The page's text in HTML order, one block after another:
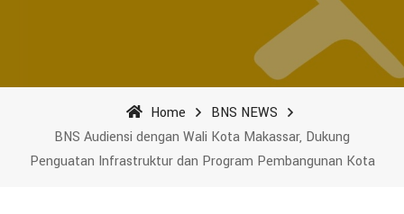
Home
BNS NEWS
BNS Audiensi dengan Wali Kota Makassar, Dukung
Penguatan Infrastruktur dan Program Pembangunan Kota